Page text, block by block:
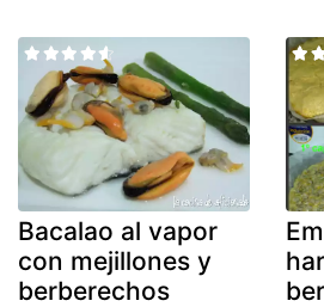
Bacalao al vapor
con mejillones y
berberechos